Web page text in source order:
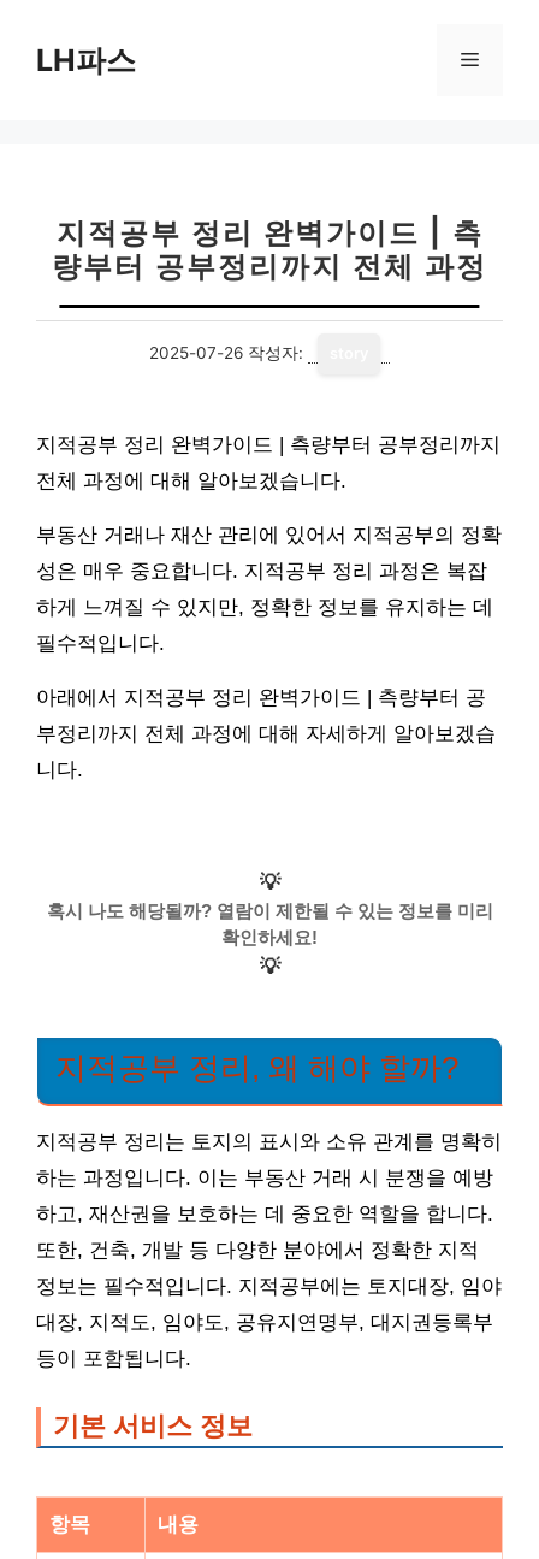
LH파스 메
지적공부 정리 완벽가이드 | 측
량부터 공부정리까지 전체 과정
2025-07-26 작성자:
지적공부 정리 완벽가이드 | 측량부터 공부정리까지
전체 과정에 대해 알아보겠습니다.
부동산 거래나 재산 관리에 있어서 지적공부의 정확
성은 매우 중요합니다. 지적공부 정리 과정은 복잡
하게 느껴질 수 있지만, 정확한 정보를 유지하는 데
필수적입니다.
아래에서 지적공부 정리 완벽가이드 | 측량부터 공
부정리까지 전체 과정에 대해 자세하게 알아보겠습
니다.
💡
혹시 나도 해당될까? 열람이 제한될 수 있는 정보를 미리
확인하세요!
💡
지적공부 정리, 왜 해야 할까?
지적공부 정리는 토지의 표시와 소유 관계를 명확히
하는 과정입니다. 이는 부동산 거래 시 분쟁을 예방
하고, 재산권을 보호하는 데 중요한 역할을 합니다.
또한, 건축, 개발 등 다양한 분야에서 정확한 지적
정보는 필수적입니다. 지적공부에는 토지대장, 임야
대장, 지적도, 임야도, 공유지연명부, 대지권등록부
등이 포함됩니다.
기본 서비스 정보
항목 내용